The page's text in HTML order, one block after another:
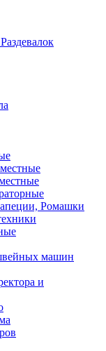
Ромашки
машин
и